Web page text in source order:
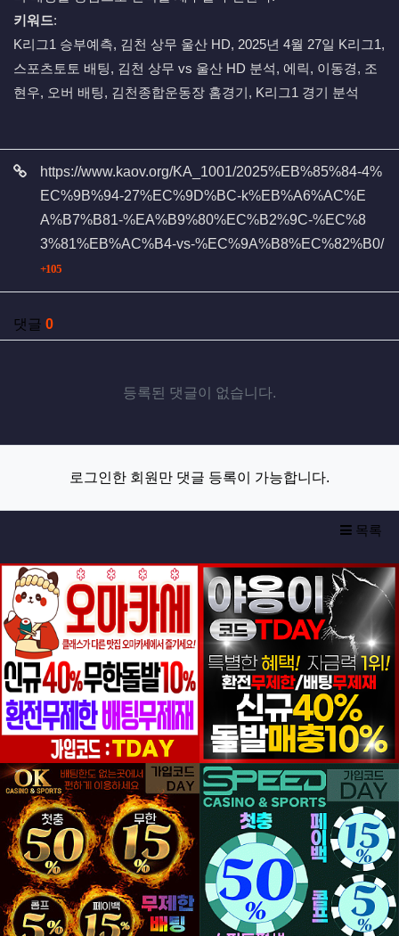
키워드:
K리그1 승부예측, 김천 상무 울산 HD, 2025년 4월 27일 K리그1,
스포츠토토 배팅, 김천 상무 vs 울산 HD 분석, 에릭, 이동경, 조
현우, 오버 배팅, 김천종합운동장 홈경기, K리그1 경기 분석
관련자료https://www.kaov.org/KA_1001/2025%EB%85%84-4%
EC%9B%94-27%EC%9D%BC-k%EB%A6%AC%E
A%B7%B81-%EA%B9%80%EC%B2%9C-%EC%8
3%81%EB%AC%B4-vs-%EC%9A%B8%EC%82%B0/
105회 연결
댓글 0
등록된 댓글이 없습니다.
로그인한 회원만 댓글 등록이 가능합니다.
목록
등록일 등록일